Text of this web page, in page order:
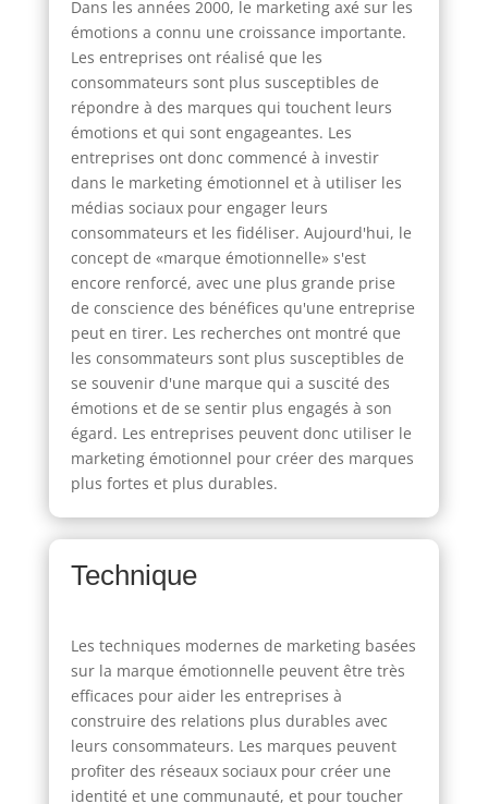
Dans les années 2000, le marketing axé sur les
émotions a connu une croissance importante.
Les entreprises ont réalisé que les
consommateurs sont plus susceptibles de
répondre à des marques qui touchent leurs
émotions et qui sont engageantes. Les
entreprises ont donc commencé à investir
dans le marketing émotionnel et à utiliser les
médias sociaux pour engager leurs
consommateurs et les fidéliser. Aujourd'hui, le
concept de «marque émotionnelle» s'est
encore renforcé, avec une plus grande prise
de conscience des bénéfices qu'une entreprise
peut en tirer. Les recherches ont montré que
les consommateurs sont plus susceptibles de
se souvenir d'une marque qui a suscité des
émotions et de se sentir plus engagés à son
égard. Les entreprises peuvent donc utiliser le
marketing émotionnel pour créer des marques
plus fortes et plus durables.
Technique
Les techniques modernes de marketing basées
sur la marque émotionnelle peuvent être très
efficaces pour aider les entreprises à
construire des relations plus durables avec
leurs consommateurs. Les marques peuvent
profiter des réseaux sociaux pour créer une
identité et une communauté, et pour toucher